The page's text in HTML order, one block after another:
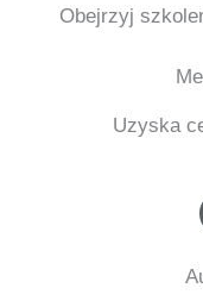
Obejrzyj
Uzyska